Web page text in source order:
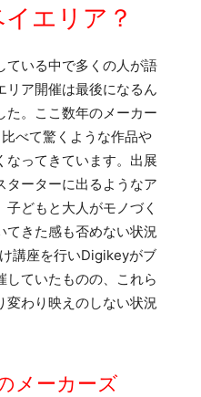
エリア？
ている中で多くの人が語
リア開催は最後になるん
た。ここ数年のメーカー
べて驚くような作品や
なってきています。出展
ターターに出るようなア
どもと大人がモノづく
てきた感も否めない状況
講座を行いDigikeyがブ
していたものの、これら
変わり映えのしない状況
メーカーズ